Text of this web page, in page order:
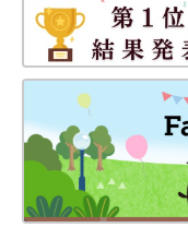
コ
う
ぐコ
の1
（
り
れて
医
コロナ禍はまだしばら
い”ことを意識する必
持ちに寄り添い、親子